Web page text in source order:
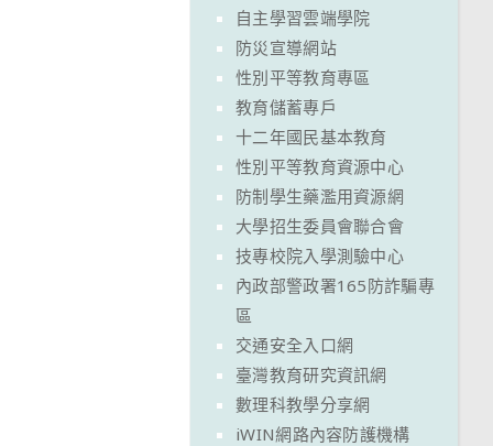
自主學習雲端學院
防災宣導網站
性別平等教育專區
教育儲蓄專戶
十二年國民基本教育
性別平等教育資源中心
防制學生藥濫用資源網
大學招生委員會聯合會
技專校院入學測驗中心
內政部警政署165防詐騙專
區
交通安全入口網
臺灣教育研究資訊網
數理科教學分享網
iWIN網路內容防護機構